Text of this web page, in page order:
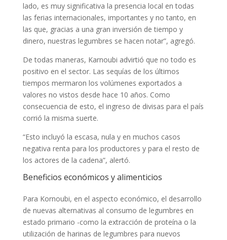
lado, es muy significativa la presencia local en todas
las ferias internacionales, importantes y no tanto, en
las que, gracias a una gran inversión de tiempo y
dinero, nuestras legumbres se hacen notar”, agregó.
De todas maneras, Karnoubi advirtió que no todo es
positivo en el sector. Las sequías de los últimos
tiempos mermaron los volúmenes exportados a
valores no vistos desde hace 10 años. Como
consecuencia de esto, el ingreso de divisas para el país
corrió la misma suerte.
“Esto incluyó la escasa, nula y en muchos casos
negativa renta para los productores y para el resto de
los actores de la cadena”, alertó.
Beneficios económicos y alimenticios
Para Kornoubi, en el aspecto económico, el desarrollo
de nuevas alternativas al consumo de legumbres en
estado primario -como la extracción de proteína o la
utilización de harinas de legumbres para nuevos